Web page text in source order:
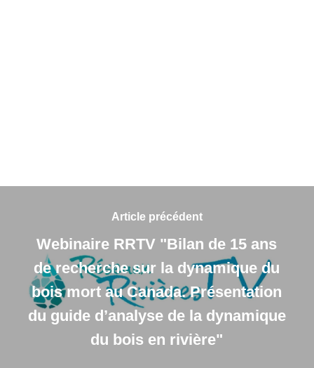
Article précédent
Webinaire RRTV "Bilan de 15 ans
de recherche sur la dynamique du
bois mort au Canada. Présentation
du guide d’analyse de la dynamique
du bois en rivière"